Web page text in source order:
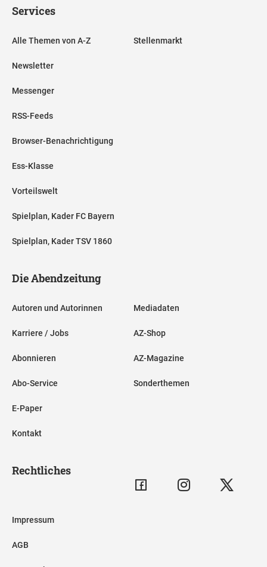
Services
Alle Themen von A-Z
Newsletter
Messenger
RSS-Feeds
Browser-Benachrichtigung
Ess-Klasse
Vorteilswelt
Spielplan, Kader FC Bayern
Spielplan, Kader TSV 1860
Stellenmarkt
Die Abendzeitung
Autoren und Autorinnen
Karriere / Jobs
Abonnieren
Abo-Service
E-Paper
Kontakt
Mediadaten
AZ-Shop
AZ-Magazine
Sonderthemen
Rechtliches
Impressum
AGB